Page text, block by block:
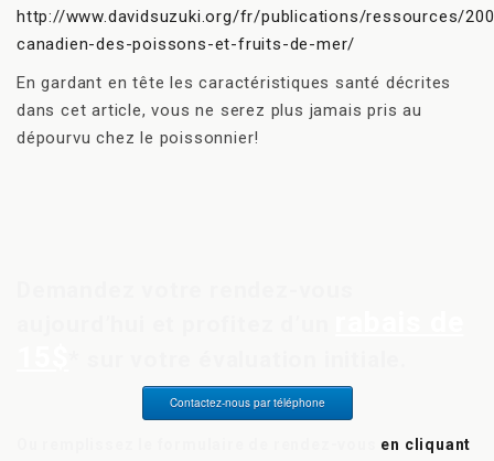
http://www.davidsuzuki.org/fr/publications/ressources/
canadien-des-poissons-et-fruits-de-mer/
En gardant en tête les caractéristiques santé décrites
dans cet article, vous ne serez plus jamais pris au
dépourvu chez le poissonnier!
Contactez-nous par téléphone
en cliquant